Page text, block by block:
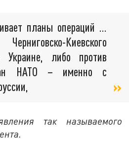
планы операций …
Киевского
Украине, либо против
НАТО – именно с
так называемого